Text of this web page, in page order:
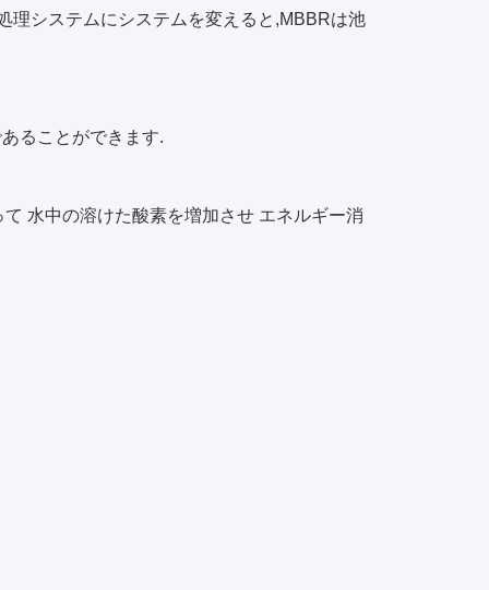
理システムにシステムを変えると,MBBRは池
ることができます.
水中の溶けた酸素を増加させ エネルギー消